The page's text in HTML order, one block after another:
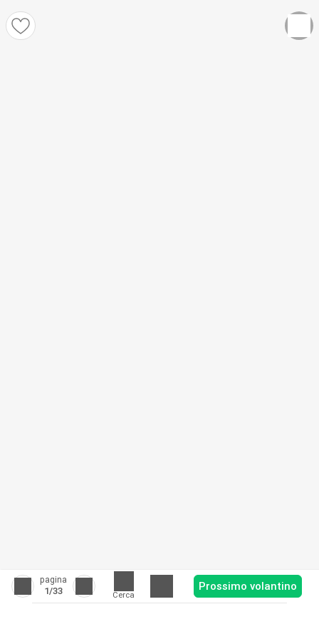
pagina
1/33 Cerca
Prossimo volantino